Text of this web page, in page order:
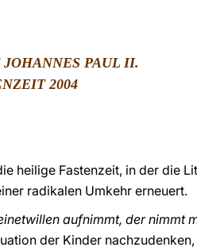
JOHANNES PAUL II.
2004
heilige Fastenzeit, in der die
radikalen Umkehr erneuert.
aufnimmt, der nimmt
der Kinder